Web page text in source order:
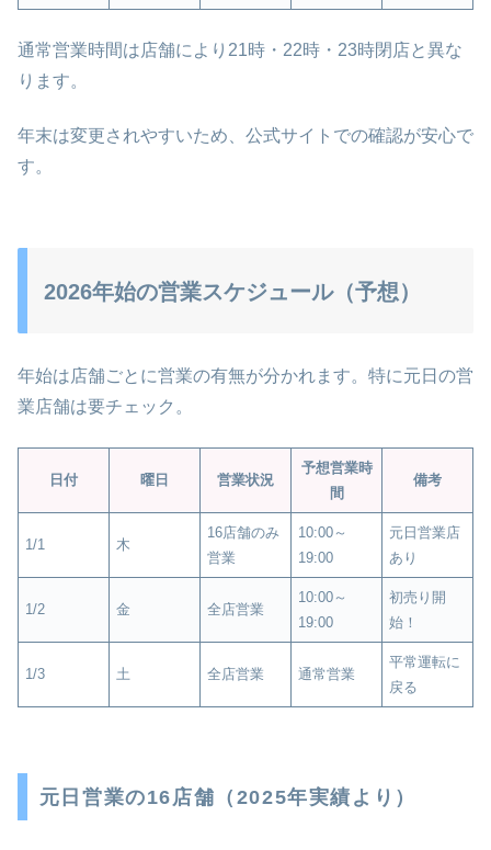
通常営業時間は店舗により21時・22時・23時閉店と異な
ります。
年末は変更されやすいため、公式サイトでの確認が安心で
す。
2026年始の営業スケジュール（予想）
年始は店舗ごとに営業の有無が分かれます。特に元日の営
業店舗は要チェック。
日付 曜日 営業状況
予想営業時
間
備考
1/1 木
16店舗のみ
営業
10:00～
19:00
元日営業店
あり
1/2 金 全店営業
10:00～
19:00
初売り開
始！
1/3 土 全店営業 通常営業
平常運転に
戻る
元日営業の16店舗（2025年実績より）